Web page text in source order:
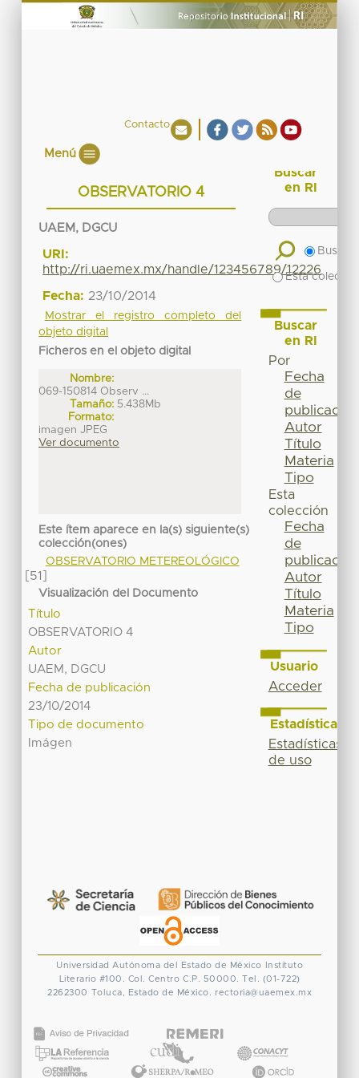
Contacto
Menú
OBSERVATORIO 4
UAEM, DGCU
URI:
http://ri.uaemex.mx/handle/123456789/12226
Fecha: 23/10/2014
Mostrar el registro completo del
objeto digital
Ficheros en el objeto digital
Nombre:
069-150814 Observ ...
Tamaño: 5.438Mb
Formato:
imagen JPEG
Ver documento
Este ítem aparece en la(s) siguiente(s)
colección(ones)
OBSERVATORIO METEREOLÓGICO
[51]
Visualización del Documento
Título
OBSERVATORIO 4
Autor
UAEM, DGCU
Fecha de publicación
23/10/2014
Tipo de documento
Imágen
Buscar
en RI
Buscar
Esta
Buscar
en RI
Por
Fecha
de
publicación
Autor
Título
Materia
Tipo
Esta
colección
Fecha
de
publicación
Autor
Título
Materia
Tipo
Usuario
Acceder
Estadísticas
Estadísticas
de uso
Universidad Autónoma del Estado de México
Instituto
Literario #100. Col. Centro C.P. 50000. Tel. (01-722)
2262300 Toluca, Estado de México. rectoria@uaemex.mx